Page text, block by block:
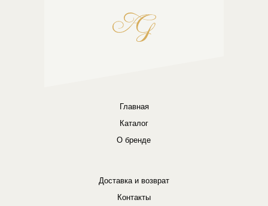
Каталог
О бренде
Доставка и возврат
Контакты
Главная